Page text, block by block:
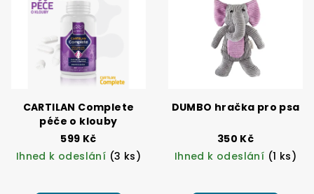
CARTILAN Complete
péče o klouby
599 Kč
Ihned k odeslání (3 ks)
DUMBO hračka pro psa
350 Kč
Ihned k odeslání (1 ks)